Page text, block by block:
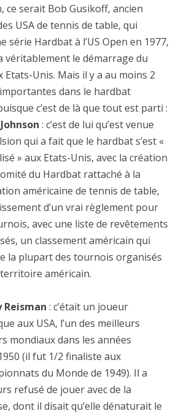
ce serait Bob Gusikoff, ancien
USA de tennis de table, qui
série Hardbat à l’US Open en 1977,
véritablement le démarrage du
Etats-Unis. Mais il y a au moins 2
dans le hardbat
c’est de là que tout est parti :
: c’est de lui qu’est venue
qui a fait que le hardbat s’est «
» aux Etats-Unis, avec la création
du Hardbat rattaché à la
américaine de tennis de table,
d’un vrai règlement pour
avec une liste de revêtements
un classement américain qui
la plupart des tournois organisés
américain.
: c’était un joueur
aux USA, l’un des meilleurs
mondiaux dans les années
(il fut 1/2 finaliste aux
du Monde de 1949). Il a
refusé de jouer avec de la
dont il disait qu’elle dénaturait le